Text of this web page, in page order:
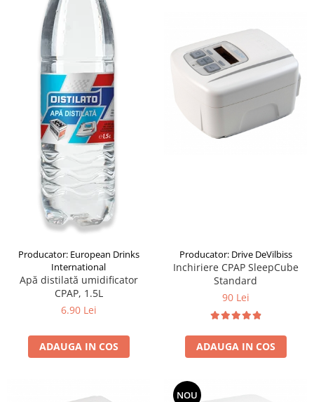
Blocare/ Fixare barbie
Preventie iritatia pielii
Huse dispozitive
Alimentatoare si baterii CPAP
Stocare si generare raport CPAP
Producator: European Drinks
International
Apă distilată umidificator
CPAP, 1.5L
6.90 Lei
ADAUGA IN COS
Producator: Drive DeVilbiss
Inchiriere CPAP SleepCube
Standard
90 Lei
ADAUGA IN COS
NOU